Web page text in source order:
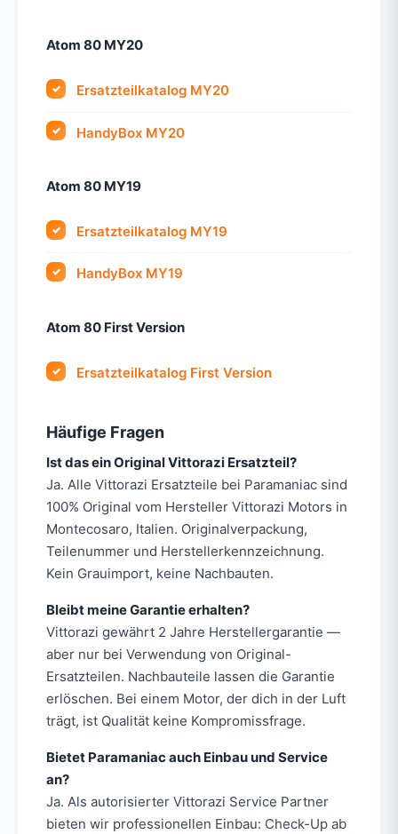
Atom 80 MY20
Ersatzteilkatalog MY20
HandyBox MY20
Atom 80 MY19
Ersatzteilkatalog MY19
HandyBox MY19
Atom 80 First Version
Ersatzteilkatalog First Version
Häufige Fragen
Ist das ein Original Vittorazi Ersatzteil?
Ja. Alle Vittorazi Ersatzteile bei Paramaniac sind
100% Original vom Hersteller Vittorazi Motors in
Montecosaro, Italien. Originalverpackung,
Teilenummer und Herstellerkennzeichnung.
Kein Grauimport, keine Nachbauten.
Bleibt meine Garantie erhalten?
Vittorazi gewährt 2 Jahre Herstellergarantie —
aber nur bei Verwendung von Original-
Ersatzteilen. Nachbauteile lassen die Garantie
erlöschen. Bei einem Motor, der dich in der Luft
trägt, ist Qualität keine Kompromissfrage.
Bietet Paramaniac auch Einbau und Service
an?
Ja. Als autorisierter Vittorazi Service Partner
bieten wir professionellen Einbau: Check-Up ab